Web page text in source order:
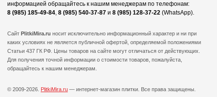
информацией обращайтесь к нашим менеджерам по телефонам:
8 (985) 185-49-84, 8 (985) 540-37-87 и 8 (985) 128-37-22 (WhatsApp).
Сайт PlitkiMira.ru носит исключительно информационный характер и ни при
каких условиях не является публичной офертой, определяемой положениями
Статьи 437 ГК РФ. Цены товаров на сайте могут отличаться от действующих.
Для получения точной информации о стоимости товаров, пожалуйста,
обращайтесь к нашим менеджерам.
© 2009-2026. PlitkiMira.ru — интернет-магазин плитки. Все права защищены.